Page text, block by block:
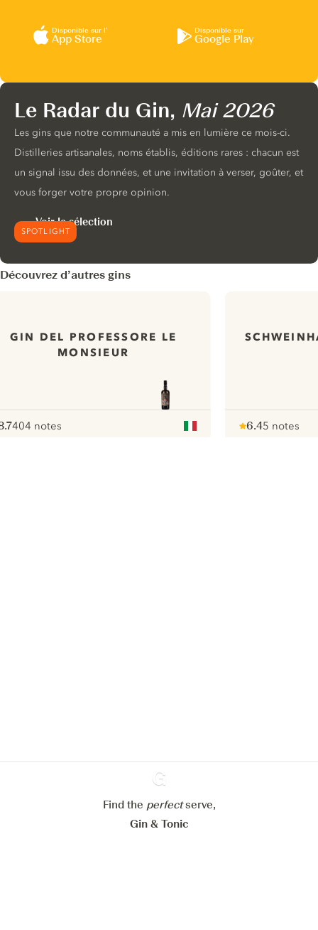
Disponible sur l’
App Store
Disponible sur
Google Play
SPOTLIGHT
Le Radar du Gin, Mai 2026
Les gins que notre communauté a mis en lumière ce mois-ci.
Distilleries artisanales, noms établis, éditions rares : chacun est
un signal issu des données, et une invitation à verser, goûter, et
vous forger votre propre opinion.
Voir la sélection
Découvrez d’autres gins
GIN DEL PROFESSORE LE
MONSIEUR
404 notes
6.45 notes
Ginventory
Find the perfectserve,
Gin & Tonic